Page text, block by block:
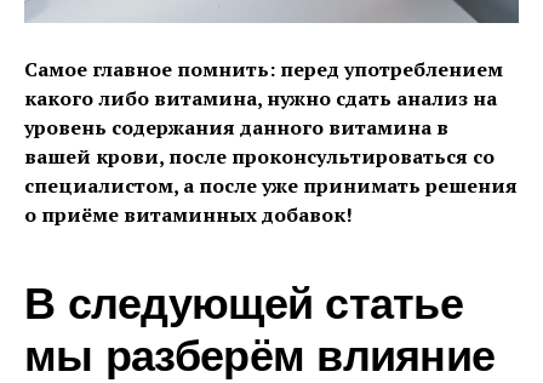
Самое главное помнить: перед употреблением
какого либо витамина, нужно сдать анализ на
уровень содержания данного витамина в
вашей крови, после проконсультироваться со
специалистом, а после уже принимать решения
о приёме витаминных добавок!
В следующей статье
мы разберём влияние